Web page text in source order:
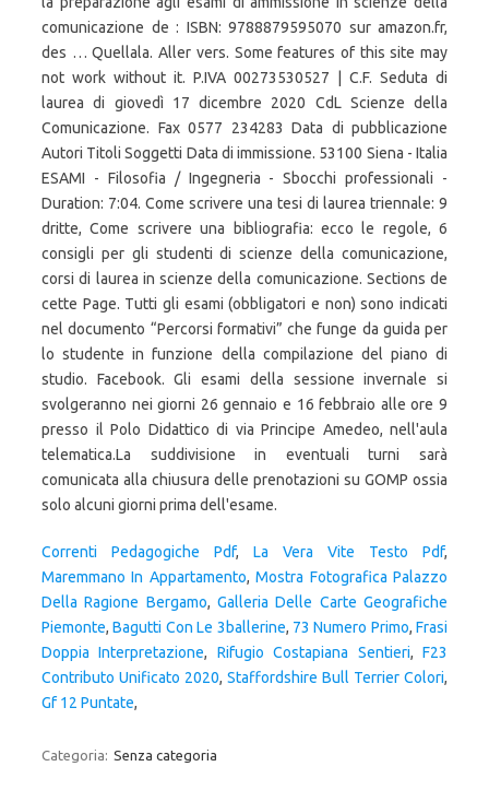
Correnti Pedagogiche Pdf, La Vera Vite Testo Pdf,
Maremmano In Appartamento,Mostra Fotografica Palazzo
Della Ragione Bergamo,Galleria Delle Carte Geografiche
Piemonte,Bagutti Con Le 3ballerine, 73 Numero Primo, Frasi
Doppia Interpretazione, Rifugio Costapiana Sentieri,F23
Contributo Unificato 2020, Staffordshire Bull Terrier Colori,
Gf 12 Puntate,
Categoria: Senza categoria